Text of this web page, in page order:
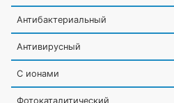
Антибактериальный
Антивирусный
С ионами
Фотокаталитический